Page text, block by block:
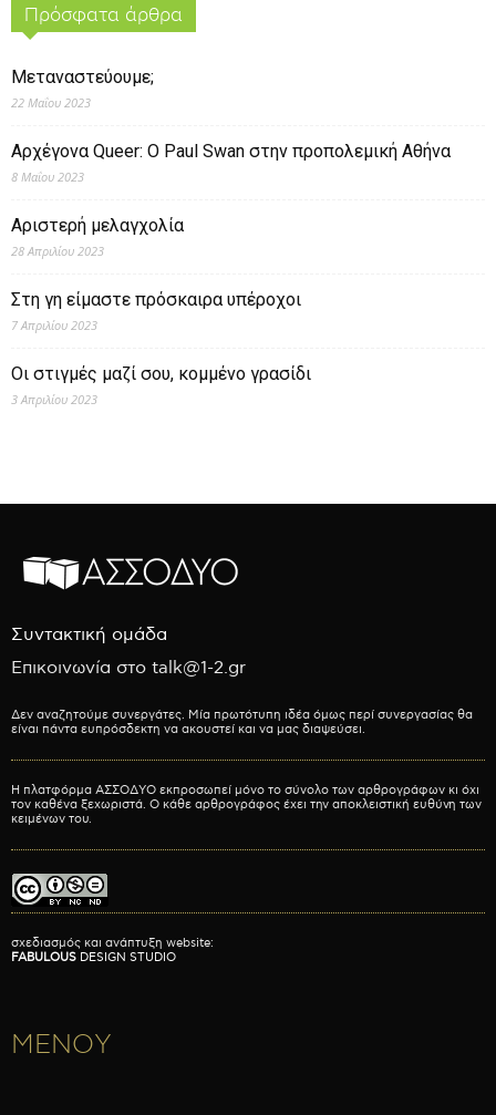
Πρόσφατα άρθρα
Μεταναστεύουμε;
22 Μαΐου 2023
Αρχέγονα Queer: O Paul Swan στην προπολεμική Αθήνα
8 Μαΐου 2023
Αριστερή μελαγχολία
28 Απριλίου 2023
Στη γη είμαστε πρόσκαιρα υπέροχοι
7 Απριλίου 2023
Οι στιγμές μαζί σου, κομμένο γρασίδι
3 Απριλίου 2023
Συντακτική ομάδα
Επικοινωνία στο talk@1-2.gr
Δεν αναζητούμε συνεργάτες. Μία πρωτότυπη ιδέα όμως περί συνεργασίας θα
είναι πάντα ευπρόσδεκτη να ακουστεί και να μας διαψεύσει.
Η πλατφόρμα ΑΣΣΟΔΥΟ εκπροσωπεί μόνο το σύνολο των αρθρογράφων κι όχι
τον καθένα ξεχωριστά. Ο κάθε αρθρογράφος έχει την αποκλειστική ευθύνη των
κειμένων του.
σχεδιασμός και ανάπτυξη website:
FABULOUS DESIGN STUDIO
ΜΕΝΟΥ